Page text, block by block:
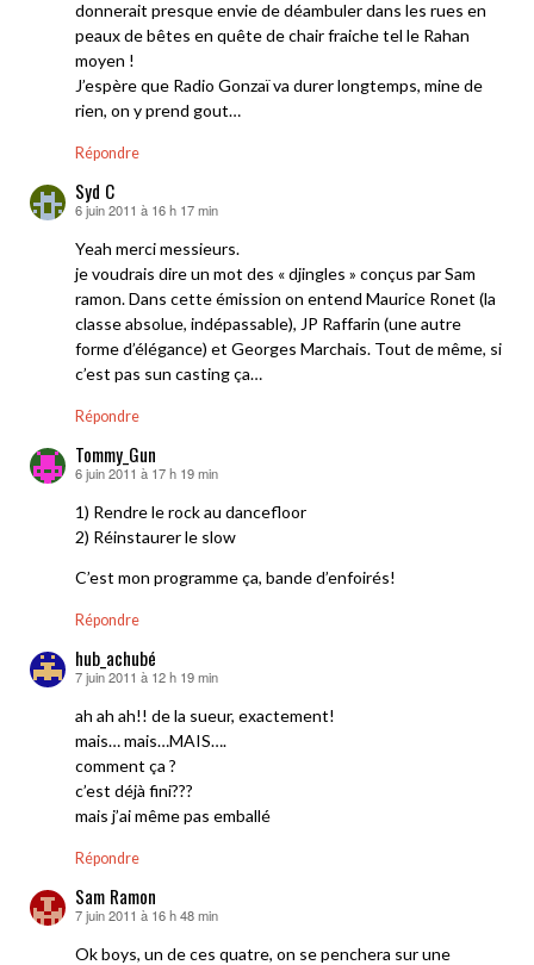
donnerait presque envie de déambuler dans les rues en
peaux de bêtes en quête de chair fraiche tel le Rahan
moyen !
J’espère que Radio Gonzaï va durer longtemps, mine de
rien, on y prend gout…
Répondre
Syd C
dit :
6 juin 2011 à 16 h 17 min
Yeah merci messieurs.
je voudrais dire un mot des « djingles » conçus par Sam
ramon. Dans cette émission on entend Maurice Ronet (la
classe absolue, indépassable), JP Raffarin (une autre
forme d’élégance) et Georges Marchais. Tout de même, si
c’est pas sun casting ça…
Répondre
Tommy_Gun
dit :
6 juin 2011 à 17 h 19 min
1) Rendre le rock au dancefloor
2) Réinstaurer le slow
C’est mon programme ça, bande d’enfoirés!
Répondre
hub_achubé
dit :
7 juin 2011 à 12 h 19 min
ah ah ah!! de la sueur, exactement!
mais… mais…MAIS….
comment ça ?
c’est déjà fini???
mais j’ai même pas emballé
Répondre
Sam Ramon
dit :
7 juin 2011 à 16 h 48 min
Ok boys, un de ces quatre, on se penchera sur une